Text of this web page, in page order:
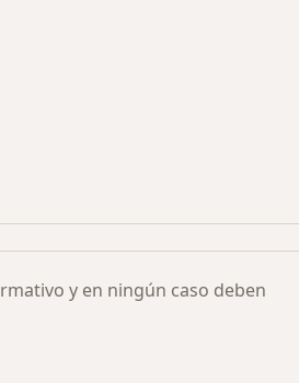
y en ningún caso deben